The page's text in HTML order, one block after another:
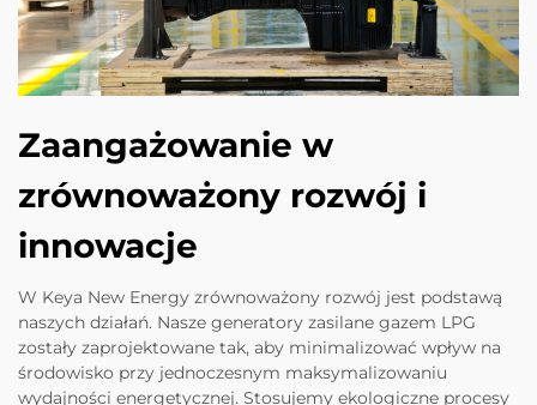
Zaangażowanie w
zrównoważony rozwój i
innowacje
W Keya New Energy zrównoważony rozwój jest podstawą
naszych działań. Nasze generatory zasilane gazem LPG
zostały zaprojektowane tak, aby minimalizować wpływ na
środowisko przy jednoczesnym maksymalizowaniu
wydajności energetycznej. Stosujemy ekologiczne procesy